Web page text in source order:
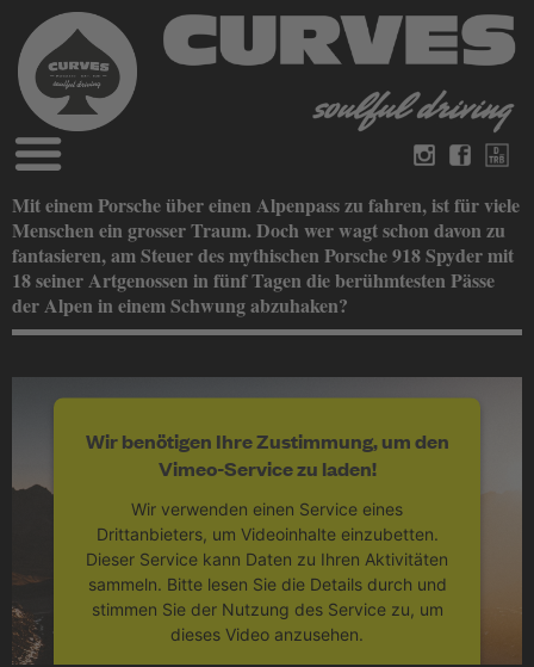
Blog
Magazine
Bücher
Deutsch Englisch
über Curves
Impressum
Datenschutz
Mit einem Porsche über einen Alpenpass zu fahren, ist für viele
Menschen ein grosser Traum. Doch wer wagt schon davon zu
fantasieren, am Steuer des mythischen Porsche 918 Spyder mit
18 seiner Artgenossen in fünf Tagen die berühmtesten Pässe
der Alpen in einem Schwung abzuhaken?
Wir benötigen Ihre Zustimmung, um den
Vimeo-Service zu laden!
Wir verwenden einen Service eines
Drittanbieters, um Videoinhalte einzubetten.
Dieser Service kann Daten zu Ihren Aktivitäten
sammeln. Bitte lesen Sie die Details durch und
stimmen Sie der Nutzung des Service zu, um
dieses Video anzusehen.